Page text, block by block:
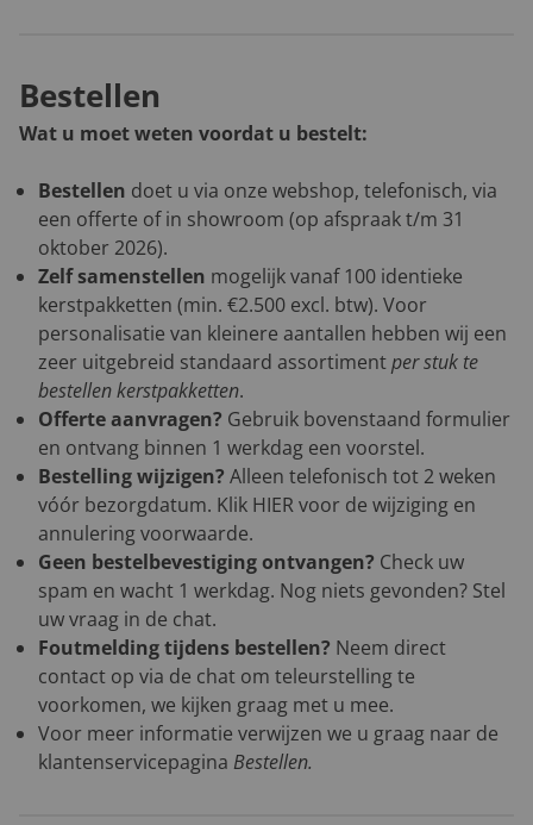
Bestellen
Wat u moet weten voordat u bestelt:
Bestellen doet u via onze webshop, telefonisch, via
een offerte of in showroom (op afspraak t/m 31
oktober 2026).
Zelf samenstellen mogelijk vanaf 100 identieke
kerstpakketten (min. €2.500 excl. btw). Voor
personalisatie van kleinere aantallen hebben wij een
zeer uitgebreid standaard assortimentper stuk te
bestellen kerstpakketten.
Offerte aanvragen? Gebruik bovenstaand formulier
en ontvang binnen 1 werkdag een voorstel.
Bestelling wijzigen? Alleen telefonisch tot 2 weken
vóór bezorgdatum. Klik HIERvoor de wijziging en
annulering voorwaarde.
Geen bestelbevestiging ontvangen? Check uw
spam en wacht 1 werkdag. Nog niets gevonden? Stel
uw vraag in de chat.
Foutmelding tijdens bestellen? Neem direct
contact op via de chat om teleurstelling te
voorkomen, we kijken graag met u mee.
Voor meer informatie verwijzen we u graag naar de
klantenservicepagina Bestellen.